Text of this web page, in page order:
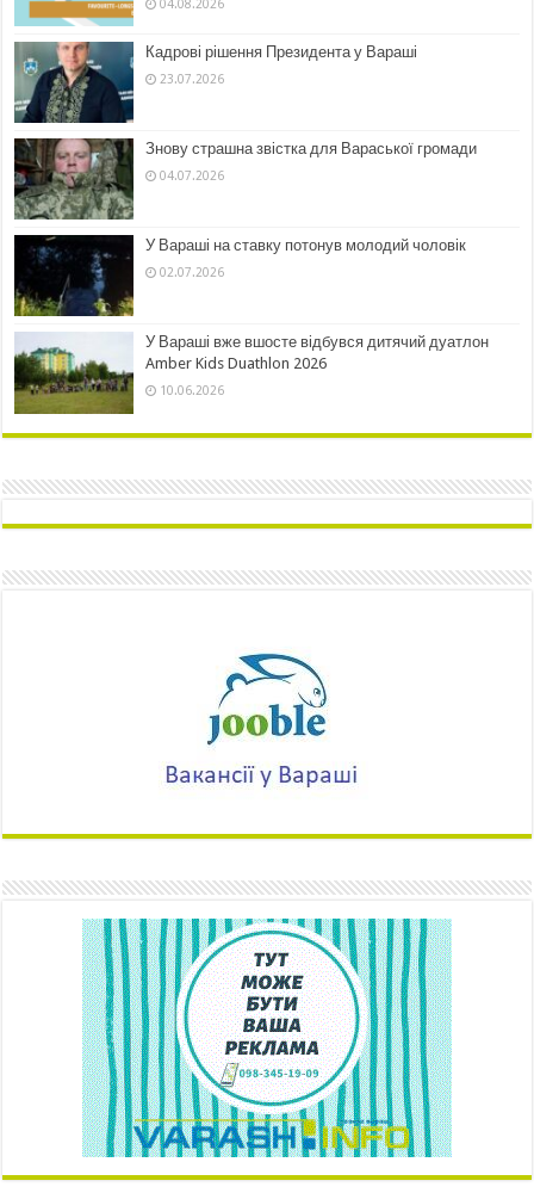
04.08.2026
Кадрові рішення Президента у Вараші
23.07.2026
Знову страшна звістка для Вараської громади
04.07.2026
У Вараші на ставку потонув молодий чоловік
02.07.2026
У Вараші вже вшосте відбувся дитячий дуатлон
Amber Kids Duathlon 2026
10.06.2026